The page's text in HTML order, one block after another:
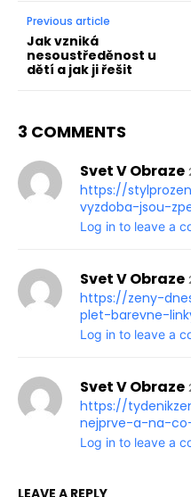
Previous article
Jak vzniká
nesoustředěnost u
dětí a jak ji řešit
3 COMMENTS
Svet V Obraze
https://
vyzdoba-jsou-
Log in to leave a
Svet V Obraze
https://zeny-
plet-barevne-
Log in to leave a
Svet V Obraze
https://
nejprve-a-na-
Log in to leave a